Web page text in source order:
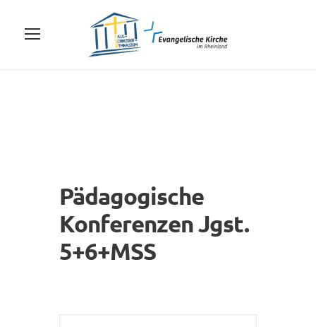
Pädagogische
Konferenzen Jgst.
5+6+MSS